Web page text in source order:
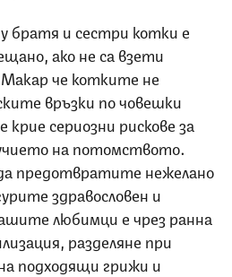
братя и сестри котки е
ако не са взети
че котките не
връзки по човешки
сериозни рискове за
на потомството.
предотвратите нежелано
здравословен и
любимци е чрез ранна
разделяне при
подходящи грижи и